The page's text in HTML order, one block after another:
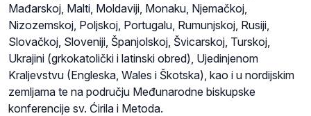
Mađarskoj, Malti, Moldaviji, Monaku, Njemačkoj,
Nizozemskoj, Poljskoj, Portugalu, Rumunjskoj, Rusiji,
Slovačkoj, Sloveniji, Španjolskoj, Švicarskoj, Turskoj,
Ukrajini (grkokatolički i latinski obred), Ujedinjenom
Kraljevstvu (Engleska, Wales i Škotska), kao i u nordijskim
zemljama te na području Međunarodne biskupske
konferencije sv. Ćirila i Metoda.